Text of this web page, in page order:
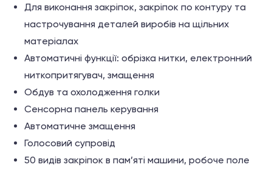
Для виконання закріпок, закріпок по контуру та
настрочування деталей виробів на щільних
матеріалах
Автоматичні функції: обрізка нитки, електронний
ниткопритягувач, змащення
Обдув та охолодження голки
Сенсорна панель керування
Автоматичне змащення
Голосовий супровід
50 видів закріпок в пам’яті машини, робоче поле